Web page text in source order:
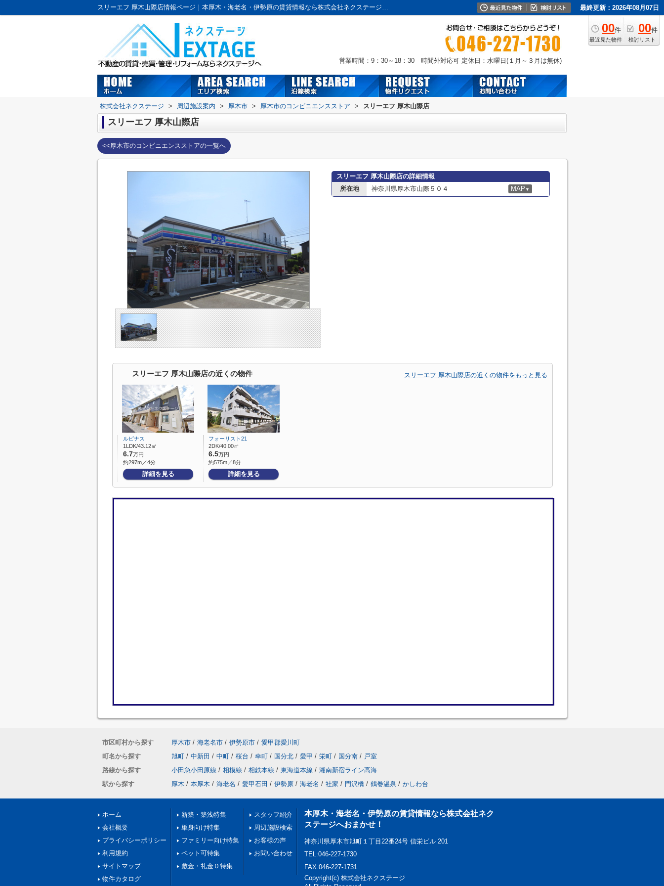
スリーエフ 厚木山際店情報ページ｜本厚木・海老名・伊勢原の賃貸情報なら株式会社ネクステージへおまかせ！ 最終更新：2026年08月07日
00件
最近見た物件
00件
検討リスト
営業時間：9：30～18：30 時間外対応可 定休日：水曜日(１月～３月は無休)
株式会社ネクステージ > 周辺施設案内 > 厚木市 > 厚木市のコンビニエンスストア > スリーエフ 厚木山際店
スリーエフ 厚木山際店
<<厚木市のコンビニエンスストアの一覧へ
スリーエフ 厚木山際店の詳細情報
所在地
神奈川県厚木市山際５０４ MAP ▼
スリーエフ 厚木山際店の近くの物件 スリーエフ 厚木山際店の近くの物件をもっと見る
ルピナス
1LDK/43.12㎡
6.7万円
約297m／4分
詳細を見る
フォーリスト21
2DK/40.00㎡
6.5万円
約575m／8分
詳細を見る
市区町村から探す 厚木市 / 海老名市 / 伊勢原市 / 愛甲郡愛川町
町名から探す
旭町 / 中新田 / 中町 / 桜台 / 幸町 / 国分北 / 愛甲 / 栄町 / 国分南 / 戸室
路線から探す
小田急小田原線 / 相模線 / 相鉄本線 / 東海道本線 / 湘南新宿ライン高海
駅から探す
厚木 / 本厚木 / 海老名 / 愛甲石田 / 伊勢原 / 海老名 / 社家 / 門沢橋 / 鶴巻温泉 / かしわ台
ホーム
会社概要
プライバシーポリシー
利用規約
サイトマップ
物件カタログ
新築・築浅特集
単身向け特集
ファミリー向け特集
ペット可特集
敷金・礼金０特集
スタッフ紹介
周辺施設検索
お客様の声
お問い合わせ
本厚木・海老名・伊勢原の賃貸情報なら株式会社ネク
ステージへおまかせ！
神奈川県厚木市旭町１丁目22番24号 信栄ビル 201
TEL:046-227-1730
FAX:046-227-1731
Copyright(c) 株式会社ネクステージ